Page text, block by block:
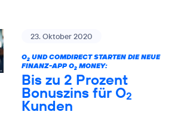
23. Oktober 2020
O2UND COMDIRECT STARTEN DIE NEUE
FINANZ-APP O2MONEY:
Bis zu 2 Prozent
Bonuszins für O2
Kunden